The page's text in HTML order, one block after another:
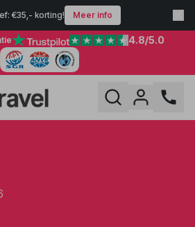
€35,- korting! Meer info
4.8/5.0